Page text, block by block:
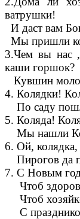
ватрушки!
И даст вам
Мы пришли
3.Чем вы нас ,
каши горшок?
Кувшин
4. Колядки!
По саду
5. Коляда!
Мы нашли
6. Ой, колядка,
Пирогов да
7. С Новым
Чтоб
Чтоб
С